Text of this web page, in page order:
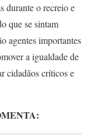
durante o recreio e
que se sintam
agentes importantes
a igualdade de
cidadãos críticos e